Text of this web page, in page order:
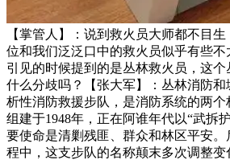
【掌管人】：说到救火员大师都不目
位和我们泛泛口中的救火员似乎有些
引见的时候提到的是丛林救火员，这
什么分歧吗？【张大军】：丛林消防
析性消防救援步队，是消防系统的两
组建于1948年，正在阿谁年代以“武拆
要使命是清剿残匪、群众和林区平安
程中，这支步队的名称颠末多次调整变